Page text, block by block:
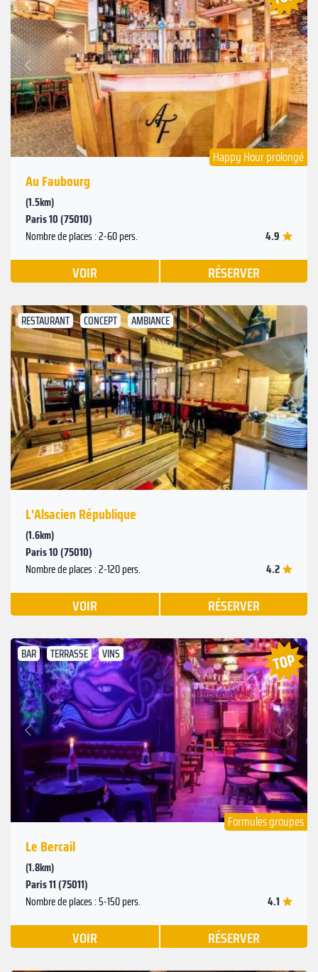
Précédent
Suivant
Happy Hour prolongé
Au Faubourg
(1.5km)
Paris 10 (75010)
Nombre de places : 2-60 pers. 4.9
VOIR RÉSERVER
RESTAURANT CONCEPT AMBIANCE
Précédent
Suivant
L'Alsacien République
(1.6km)
Paris 10 (75010)
Nombre de places : 2-120 pers. 4.2
VOIR RÉSERVER
BAR TERRASSE VINS
Précédent
Suivant
Formules groupes
Le Bercail
(1.8km)
Paris 11 (75011)
Nombre de places : 5-150 pers. 4.1
VOIR RÉSERVER